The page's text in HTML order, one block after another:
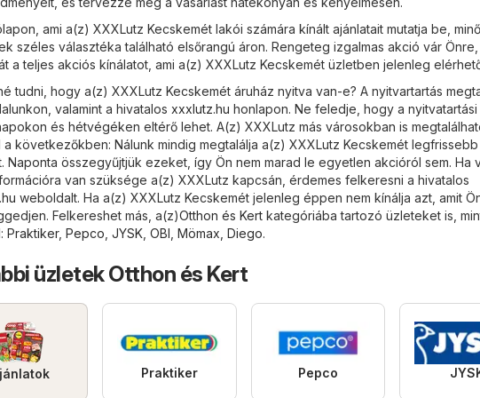
ami a(z) XXXLutz Kecskemét lakói számára kínált ajánlatait mutatja be,
széles választéka található elsőrangú áron. Rengeteg izgalmas akció vár
a teljes akciós kínálatot, ami a(z) XXXLutz Kecskemét üzletben jelenleg
tudni, hogy a(z) XXXLutz Kecskemét áruház nyitva van-e? A nyitvartartás
valamint a hivatalos xxxlutz.hu honlapon. Ne feledje, hogy a nyitvatartási
és hétvégéken eltérő lehet. A(z) XXXLutz más városokban is
a következőkben: Nálunk mindig megtalálja a(z) XXXLutz Kecskemét
Naponta összegyűjtjük ezeket, így Ön nem marad le egyetlen akcióról sem. Ha
van szüksége a(z) XXXLutz kapcsán, érdemes felkeresni a hivatalos
weboldalt. Ha a(z) XXXLutz Kecskemét jelenleg éppen nem kínálja azt, amit
Felkereshet más, a(z)Otthon és Kert kategóriába tartozó üzleteket is,
Praktiker, Pepco JYSK OBI Mömax Diego.
üzletek Otthon és Kert
Praktiker Pepco